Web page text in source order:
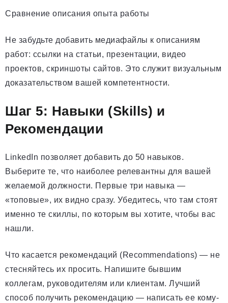
Сравнение описания опыта работы
Не забудьте добавить медиафайлы к описаниям
работ: ссылки на статьи, презентации, видео
проектов, скриншоты сайтов. Это служит визуальным
доказательством вашей компетентности.
Шаг 5: Навыки (Skills) и
Рекомендации
LinkedIn позволяет добавить до 50 навыков.
Выберите те, что наиболее релевантны для вашей
желаемой должности. Первые три навыка —
«топовые», их видно сразу. Убедитесь, что там стоят
именно те скиллы, по которым вы хотите, чтобы вас
нашли.
Что касается рекомендаций (Recommendations) — не
стесняйтесь их просить. Напишите бывшим
коллегам, руководителям или клиентам. Лучший
способ получить рекомендацию — написать ее кому-